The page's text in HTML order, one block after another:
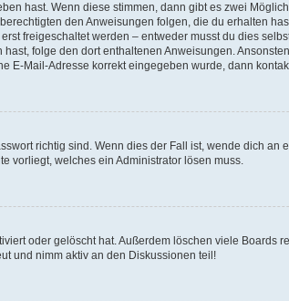
hast. Wenn diese stimmen, dann gibt es zwei
den Anweisungen folgen, die du erhalten
freigeschaltet werden – entweder musst du dies
folge den dort enthaltenen Anweisungen.
E-Mail-Adresse korrekt eingegeben wurde, dann
richtig sind. Wenn dies der Fall ist, wende dich
vorliegt, welches ein Administrator lösen muss.
oder gelöscht hat. Außerdem löschen viele Boards
und nimm aktiv an den Diskussionen teil!